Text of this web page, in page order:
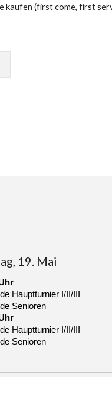
kaufen (first come, first
19. Mai
Hauptturnier I/II/III
Senioren
Hauptturnier I/II/III
Senioren